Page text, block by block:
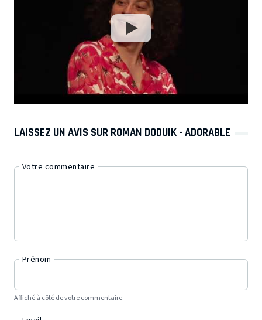
LAISSEZ UN AVIS SUR ROMAN DODUIK - ADORABLE
Votre commentaire
Prénom
Affiché à côté de votre commentaire.